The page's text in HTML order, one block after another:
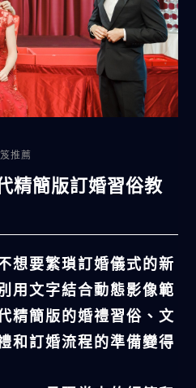
推薦
精簡版訂婚習俗教
想要繁瑣訂婚儀式的新
用文字結合動態影像範
精簡版的婚禮習俗、文
和訂婚流程的準備變得